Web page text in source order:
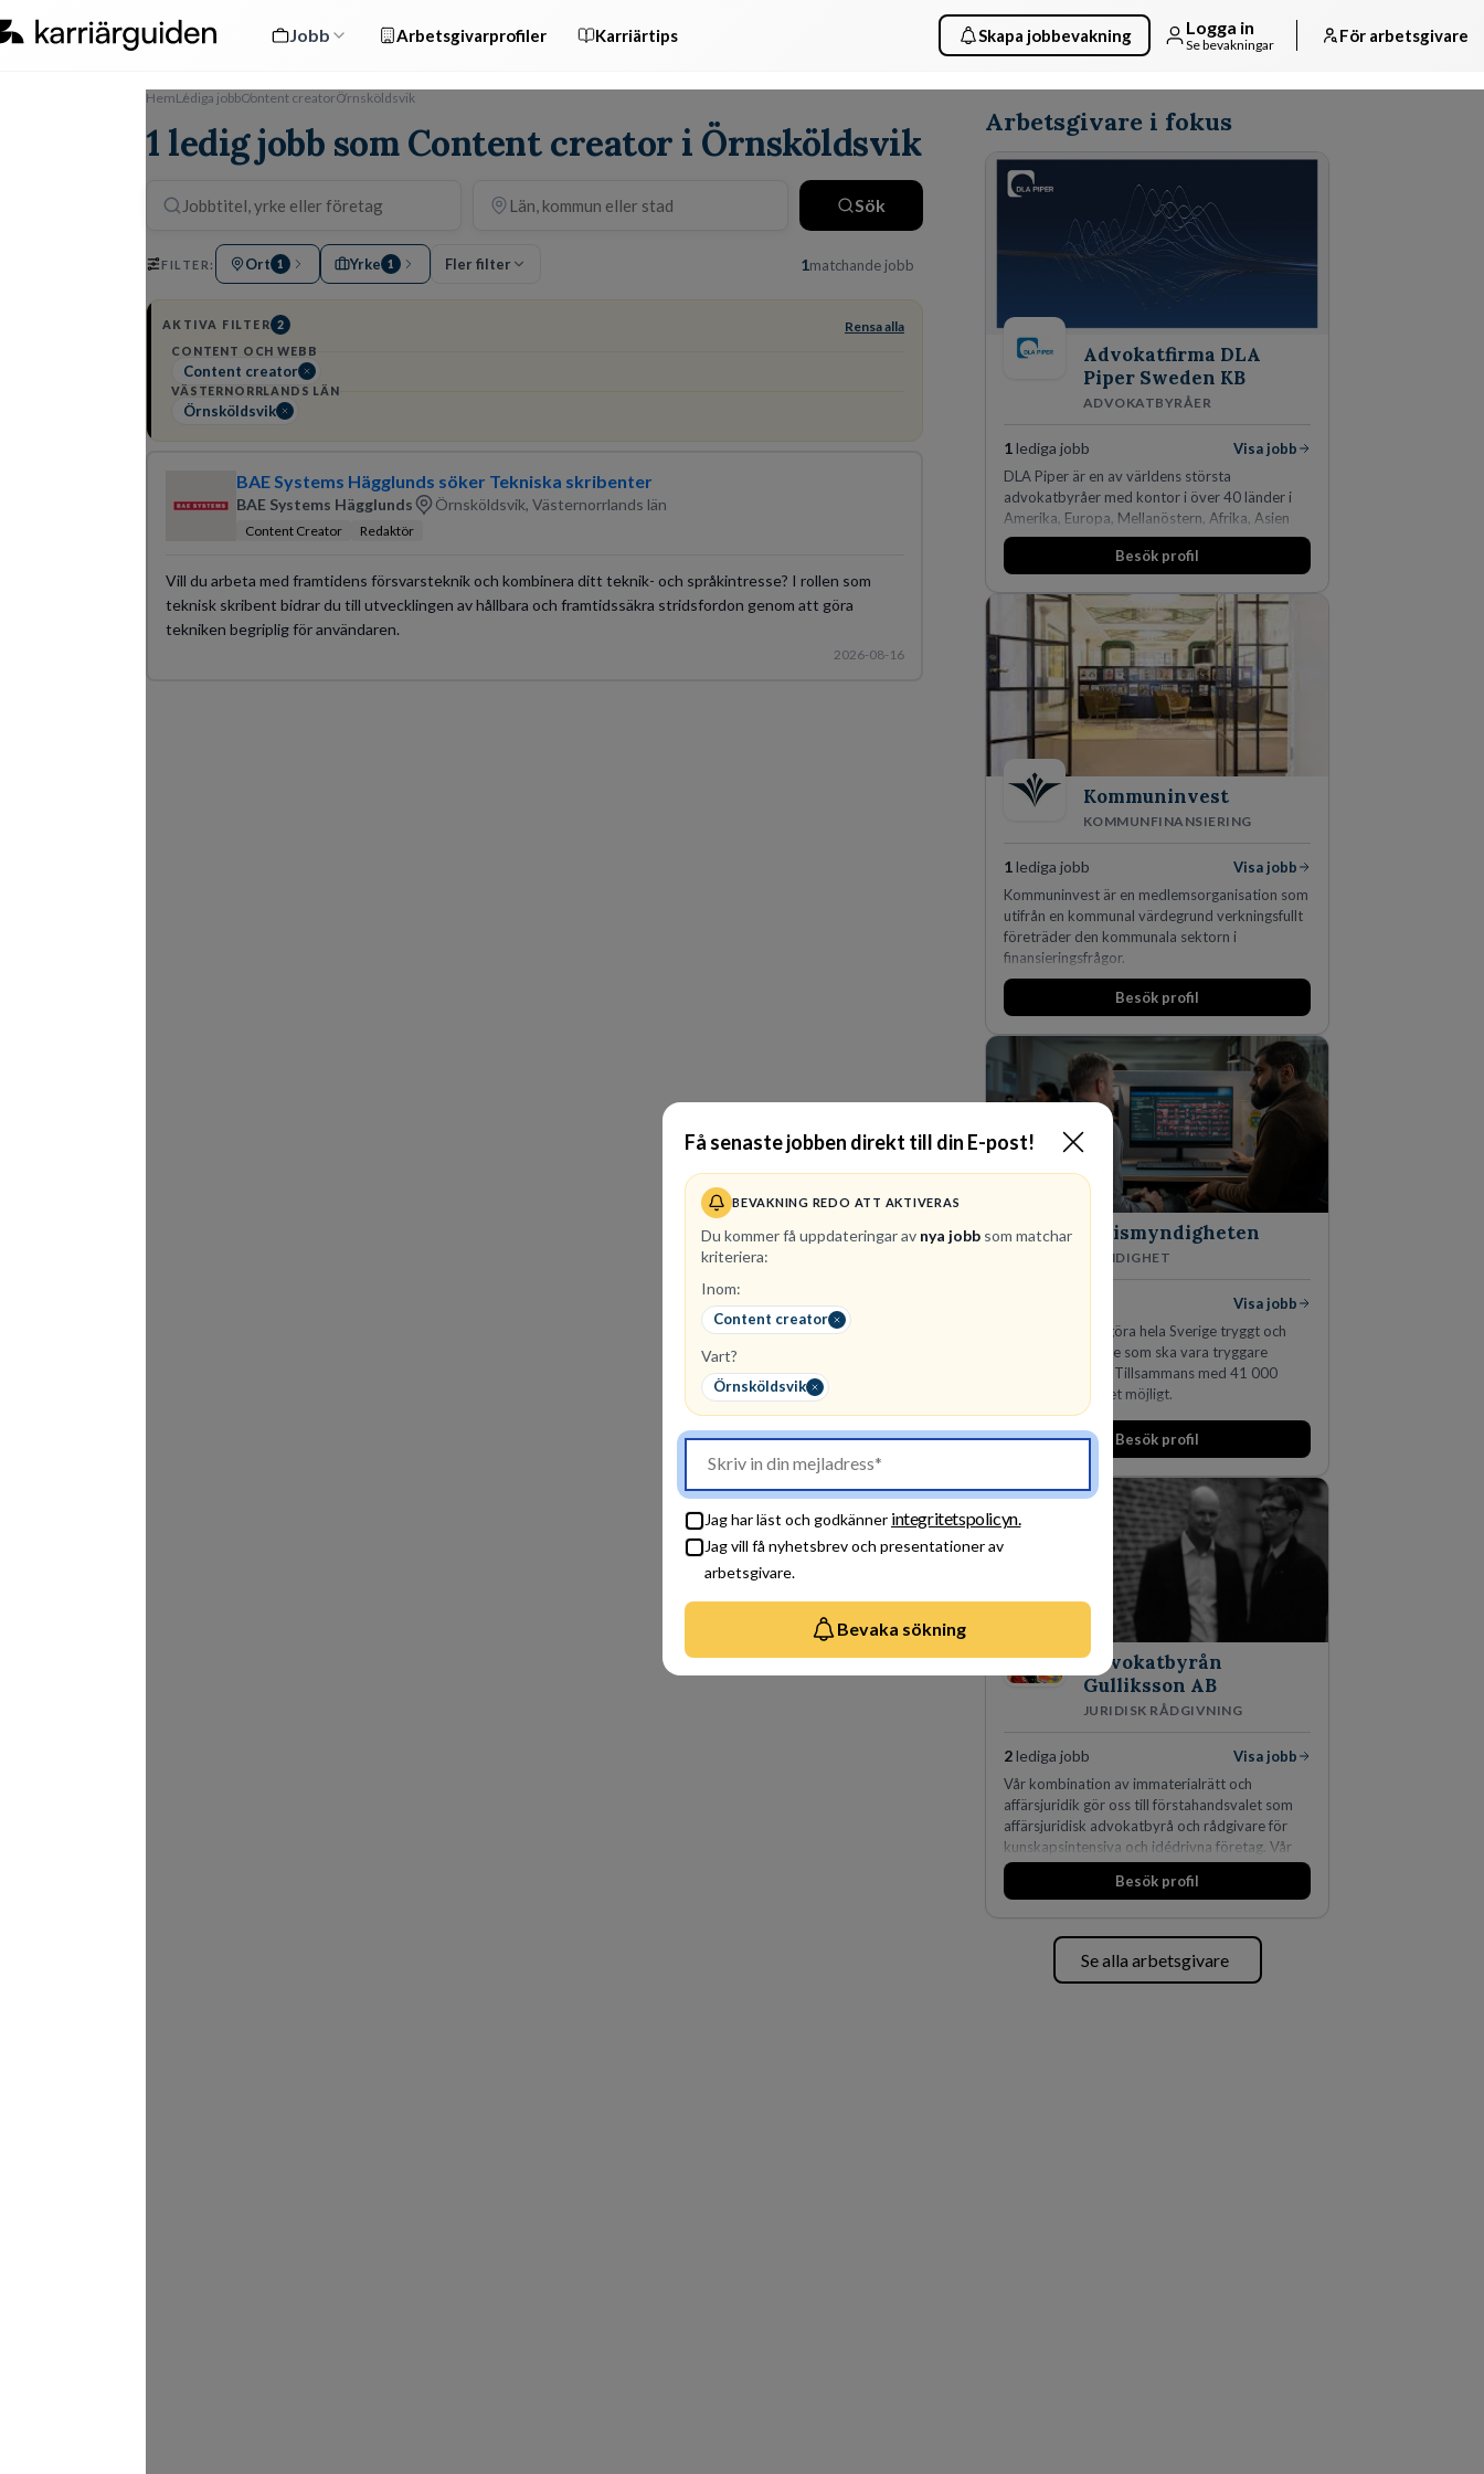
Jobb Arbetsgivarprofiler Karriärtips Skapa jobbevakning Logga in
Se bevakningar För arbetsgivare
Få senaste jobben direkt till din E-post!
BEVAKNING REDO ATT AKTIVERAS
Du kommer få uppdateringar av nya jobb som matchar
kriteriera:
Inom:
Content creator
Vart?
Örnsköldsvik
Jag har läst och godkänner integritetspolicyn.
Jag vill få nyhetsbrev och presentationer av
arbetsgivare.
Bevaka sökning
HemLediga jobbContent creatorÖrnsköldsvik
1 ledig jobb som Content creator i Örnsköldsvik
Sök
FILTER: Ort 1 Yrke 1 Fler filter 1matchande jobb
AKTIVA FILTER 2 Rensa alla
CONTENT OCH WEBB
Content creator
VÄSTERNORRLANDS LÄN
Örnsköldsvik
BAE Systems Hägglunds söker Tekniska skribenter
BAE Systems Hägglunds Örnsköldsvik, Västernorrlands län
Content Creator Redaktör
Vill du arbeta med framtidens försvarsteknik och kombinera ditt teknik- och språkintresse? I rollen som
teknisk skribent bidrar du till utvecklingen av hållbara och framtidssäkra stridsfordon genom att göra
tekniken begriplig för användaren.
2026-08-16
Arbetsgivare i fokus
Advokatfirma DLA
Piper Sweden KB
ADVOKATBYRÅER
1lediga jobb
Visa jobb
DLA Piper är en av världens största
advokatbyråer med kontor i över 40 länder i
Amerika, Europa, Mellanöstern, Afrika, Asien
och Oceanien. Vi är specialister inom
affärsjuridikens alla områden och vi har några
fler än 450 jurister på fem kontor i Stockholm,
Köpenhamn, Århus, Oslo och Helsingfors kan vi
på DLA Piper erbjuda våra klienter en unik,
effektiv och gränsöverskridande nordisk
expertis. På vårt kontor i centrala Stockholm är
vi idag drygt 240 medarbetare.
Besök profil
Kommuninvest
KOMMUNFINANSIERING
1lediga jobb
Visa jobb
Kommuninvest är en medlemsorganisation som
utifrån en kommunal värdegrund verkningsfullt
företräder den kommunala sektorn i
finansieringsfrågor.
Besök profil
Polismyndigheten
MYNDIGHET
Visa jobb
Ett uppdrag att göra hela Sverige tryggt och
säkert. Ett Sverige som ska vara tryggare
imorgon än idag. Tillsammans med 41 000
kollegor gör vi det möjligt.
Besök profil
Advokatbyrån
Gulliksson AB
JURIDISK RÅDGIVNING
2 lediga jobb
Visa jobb
Vår kombination av immaterialrätt och
affärsjuridik gör oss till förstahandsvalet som
affärsjuridisk advokatbyrå och rådgivare för
kunskapsintensiva och idédrivna företag. Vår
expertis inom IP-tillgångar har gett oss en
marknadsledande position. Våra klienter väljer
företagets viktigaste tillgångar.
Besök profil
Se alla arbetsgivare